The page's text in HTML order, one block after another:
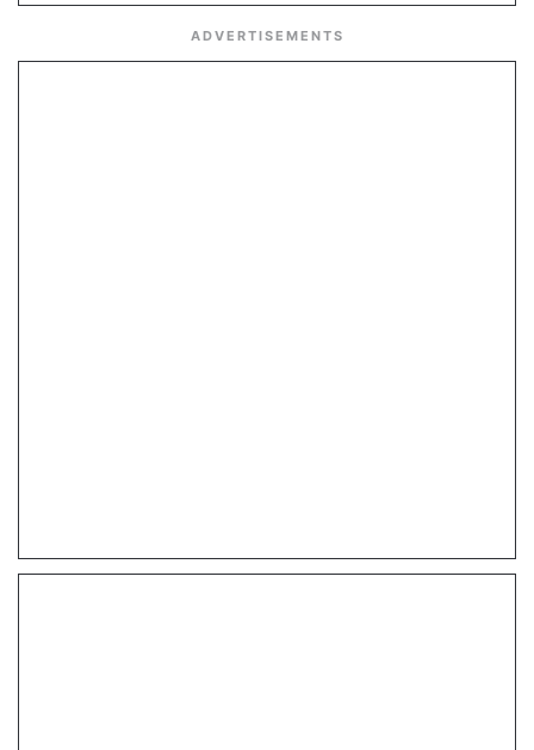
ADVERTISEMENTS